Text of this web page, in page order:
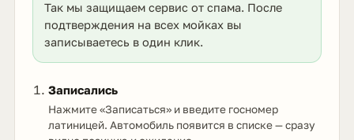
Так мы защищаем сервис от спама. После
подтверждения на всех мойках вы
записываетесь в один клик.
Записались
Нажмите «Записаться» и введите госномер
латиницей. Автомобиль появится в списке — сразу